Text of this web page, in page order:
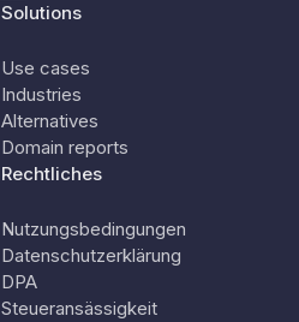
Solutions
Use cases
Industries
Alternatives
Domain reports
Rechtliches
Nutzungsbedingungen
Datenschutzerklärung
DPA
Steueransässigkeit